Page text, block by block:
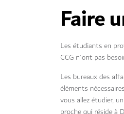
Faire
Les étudiants en
CCG n'ont pas
Les bureaux des
éléments
vous allez étudier,